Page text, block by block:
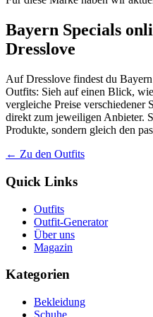
Bayern Specials
Dresslove
Auf Dresslove findest du
Outfits: Sieh auf einen Blick,
vergleiche Preise
direkt zum jeweiligen Anbieter.
Produkte, sondern gleich den
← Zu den Outfits
Quick Links
Outfits
Outfit-Generator
Über uns
Magazin
Kategorien
Bekleidung
Schuhe